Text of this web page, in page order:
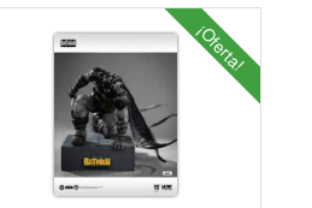
¡Oferta!